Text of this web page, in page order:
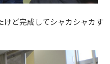
けど完成してシャカシャカす